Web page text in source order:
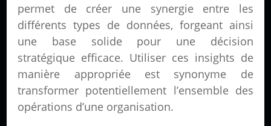
permet de créer une synergie entre les
différents types de données, forgeant ainsi
une base solide pour une décision
stratégique efficace. Utiliser ces insights de
manière appropriée est synonyme de
transformer potentiellement l’ensemble des
opérations d’une organisation.